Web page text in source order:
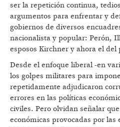
ser la repetición continua,
argumentos para enfrentar y
gobiernos de diversos
nacionalista y popular: Perón,
esposos Kirchner y ahora el
Desde el enfoque liberal -en
los golpes militares para
repetidamente adjudicaron
errores en las políticas
civiles. Pero olvidan señalar
económicas provocadas por las